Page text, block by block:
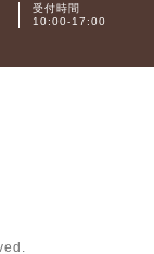
受付時間
10:00-17:00